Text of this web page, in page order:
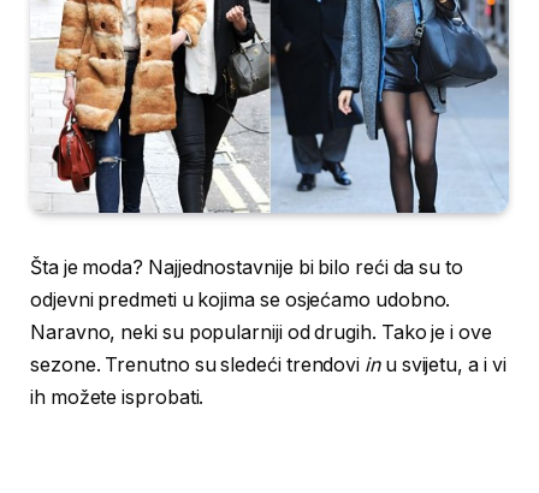
Šta je moda? Najjednostavnije bi bilo reći da su to
odjevni predmeti u kojima se osjećamo udobno.
Naravno, neki su popularniji od drugih. Tako je i ove
sezone. Trenutno su sledeći trendovi inu svijetu, a i vi
ih možete isprobati.